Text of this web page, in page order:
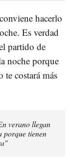
hacerlo
Es verdad
partido de
noche porque
te costará más
verano llegan
porque tienen